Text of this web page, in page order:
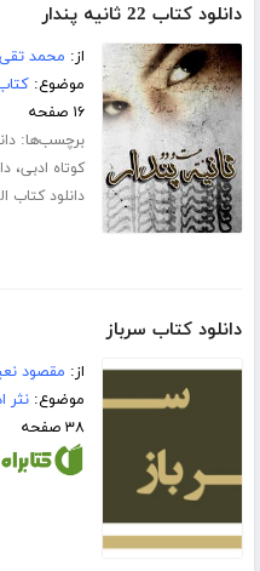
دانلود کتاب 22 ثانیه پندار
از: محمد تقی
موضوع:
۱۶ صفحه
برچسب‌ها:
کوتاه ادبی،
دانلود کتاب
دانلود کتاب سرباز
از: مقصود
موضوع:نثر
۳۸ صفحه